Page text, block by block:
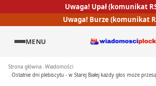
Uwaga! Upał (komunikat
Uwaga! Burze (komunikat
MENU
Strona główna Wiadomości
Ostatnie dni plebiscytu - w Starej Białej każdy głos może